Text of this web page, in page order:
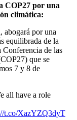
COP27 por una
climática:
abogará por una
equilibrada de la
de las
que se
7 y 8 de
all have a role
t.co/XazYZQ3dyT